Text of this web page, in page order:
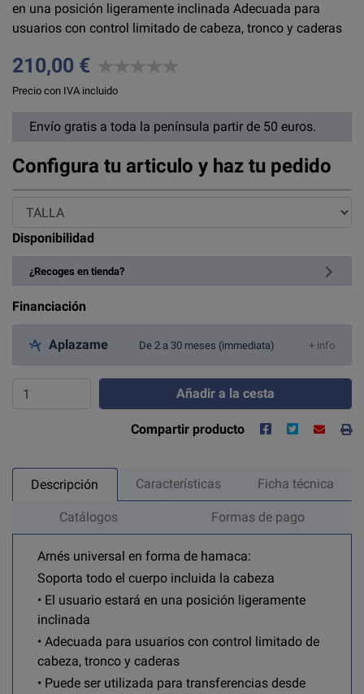
en una posición ligeramente inclinada Adecuada para
usuarios con control limitado de cabeza, tronco y caderas
210,00 €
Precio con IVA incluido
Envío gratis a toda la península partir de 50 euros.
Configura tu articulo y haz tu pedido
Disponibilidad
¿Recoges en tienda?
Financiación
Aplazame De 2 a 30 meses (immediata) + info
Añadir a la cesta
Compartir producto
Descripción Características Ficha técnica
Catálogos Formas de pago
Arnés universal en forma de hamaca:
Soporta todo el cuerpo incluida la cabeza
• El usuario estará en una posición ligeramente
inclinada
• Adecuada para usuarios con control limitado de
cabeza, tronco y caderas
• Puede ser utilizada para transferencias desde